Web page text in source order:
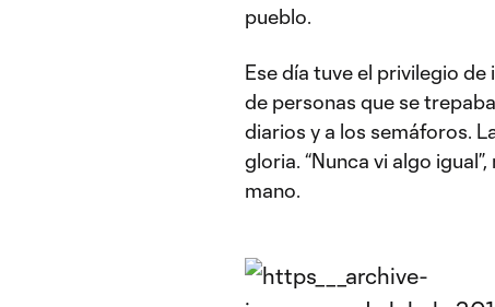
pueblo.
Ese día tuve el privilegio
de personas que se
diarios y a los semáforos.
gloria. “Nunca vi algo
mano.